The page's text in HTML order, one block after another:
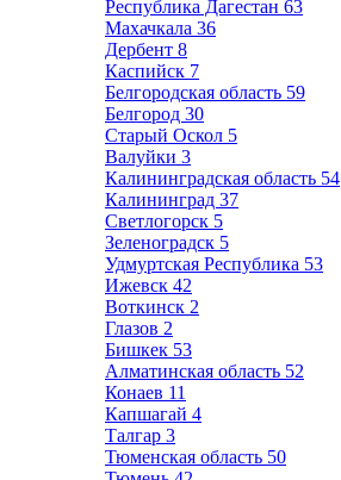
Республика Дагестан 63
Махачкала 36
Дербент 8
Каспийск 7
Белгородская область 59
Белгород 30
Старый Оскол 5
Валуйки 3
Калининградская область 54
Калининград 37
Светлогорск 5
Зеленоградск 5
Удмуртская Республика 53
Ижевск 42
Воткинск 2
Глазов 2
Бишкек 53
Алматинская область 52
Конаев 11
Капшагай 4
Талгар 3
Тюменская область 50